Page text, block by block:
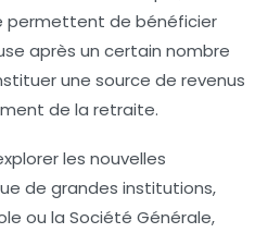
permettent de bénéficier
après un certain nombre
une source de revenus
de la retraite.
les nouvelles
de grandes institutions,
ou la Société Générale,